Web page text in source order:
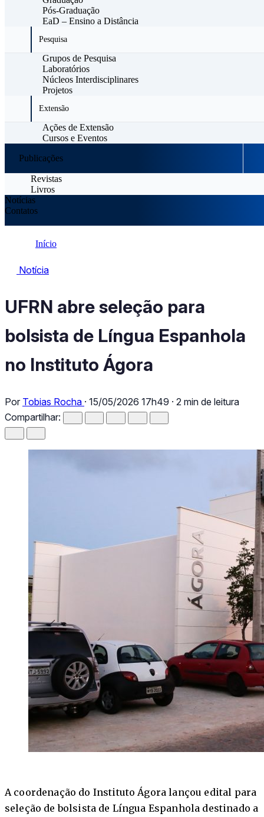
Pós-Graduação
EaD – Ensino a Distância
Pesquisa
Grupos de Pesquisa
Laboratórios
Núcleos Interdisciplinares
Projetos
Extensão
Ações de Extensão
Cursos e Eventos
Publicações
Revistas
Livros
Notícias
Contatos
Início
Notícia
Notícia
UFRN abre seleção para
bolsista de Língua Espanhola
no Instituto Ágora
Por Tobias Rocha · 15/05/2026 17h49 · 2 min de leitura
Compartilhar:
A coordenação do Instituto Ágora lançou edital para
seleção de bolsista de Língua Espanhola destinado a